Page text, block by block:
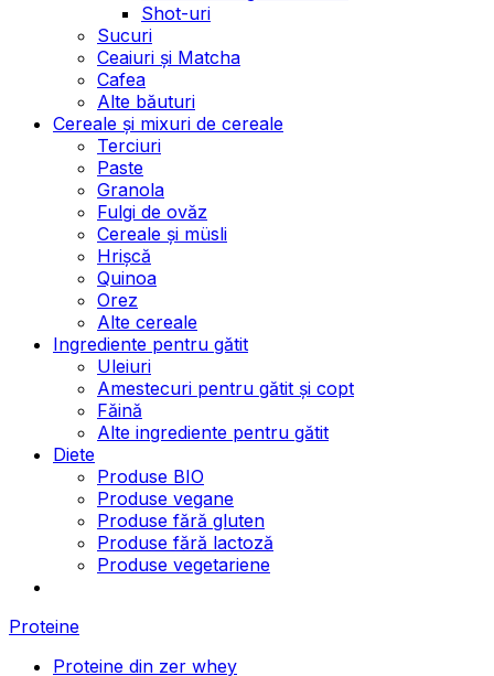
Shot-uri
Sucuri
Ceaiuri și Matcha
Cafea
Alte băuturi
Cereale și mixuri de cereale
Terciuri
Paste
Granola
Fulgi de ovăz
Cereale și müsli
Hrișcă
Quinoa
Orez
Alte cereale
Ingrediente pentru gătit
Uleiuri
Amestecuri pentru gătit și copt
Făină
Alte ingrediente pentru gătit
Diete
Produse BIO
Produse vegane
Produse fără gluten
Produse fără lactoză
Produse vegetariene
Proteine
Proteine din zer whey